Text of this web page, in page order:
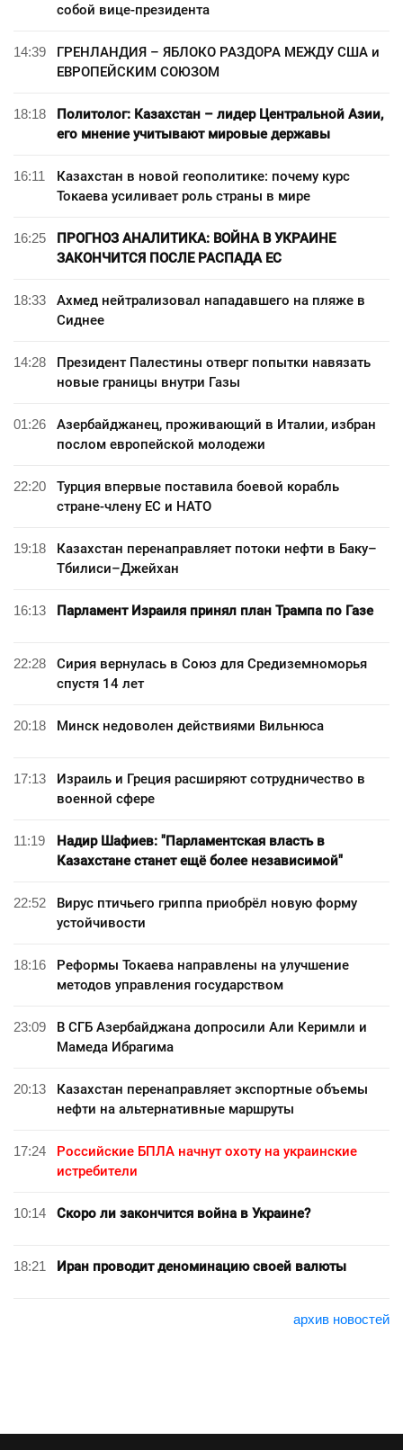
собой вице-президента
14:39
ГРЕНЛАНДИЯ – ЯБЛОКО РАЗДОРА МЕЖДУ США и
ЕВРОПЕЙСКИМ СОЮЗОМ
18:18
Политолог: Казахстан – лидер Центральной Азии,
его мнение учитывают мировые державы
16:11
Казахстан в новой геополитике: почему курс
Токаева усиливает роль страны в мире
16:25
ПРОГНОЗ АНАЛИТИКА: ВОЙНА В УКРАИНЕ
ЗАКОНЧИТСЯ ПОСЛЕ РАСПАДА ЕС
18:33
Ахмед нейтрализовал нападавшего на пляже в
Сиднее
14:28
Президент Палестины отверг попытки навязать
новые границы внутри Газы
01:26
Азербайджанец, проживающий в Италии, избран
послом европейской молодежи
22:20
Турция впервые поставила боевой корабль
стране-члену ЕС и НАТО
19:18
Казахстан перенаправляет потоки нефти в Баку–
Тбилиси–Джейхан
16:13 Парламент Израиля принял план Трампа по Газе
22:28
Сирия вернулась в Союз для Средиземноморья
спустя 14 лет
20:18 Минск недоволен действиями Вильнюса
17:13
Израиль и Греция расширяют сотрудничество в
военной сфере
11:19
Надир Шафиев: "Парламентская власть в
Казахстане станет ещё более независимой"
22:52
Вирус птичьего гриппа приобрёл новую форму
устойчивости
18:16
Реформы Токаева направлены на улучшение
методов управления государством
23:09
В СГБ Азербайджана допросили Али Керимли и
Мамеда Ибрагима
20:13
Казахстан перенаправляет экспортные объемы
нефти на альтернативные маршруты
17:24
Российские БПЛА начнут охоту на украинские
истребители
10:14 Скоро ли закончится война в Украине?
18:21 Иран проводит деноминацию своей валюты
архив новостей